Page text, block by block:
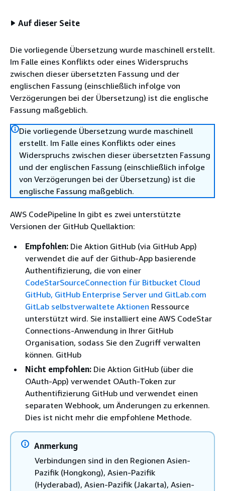
Auf dieser Seite
Die vorliegende Übersetzung wurde maschinell erstellt.
Im Falle eines Konflikts oder eines Widerspruchs
zwischen dieser übersetzten Fassung und der
englischen Fassung (einschließlich infolge von
Verzögerungen bei der Übersetzung) ist die englische
Fassung maßgeblich.
Die vorliegende Übersetzung wurde maschinell
erstellt. Im Falle eines Konflikts oder eines
Widerspruchs zwischen dieser übersetzten Fassung
und der englischen Fassung (einschließlich infolge
von Verzögerungen bei der Übersetzung) ist die
englische Fassung maßgeblich.
AWS CodePipeline In gibt es zwei unterstützte
Versionen der GitHub Quellaktion:
Empfohlen: Die Aktion GitHub (via GitHub App)
verwendet die auf der Github-App basierende
Authentifizierung, die von einer
CodeStarSourceConnection für Bitbucket Cloud
GitHub, GitHub Enterprise Server und GitLab.com
GitLab selbstverwaltete Aktionen Ressource
unterstützt wird. Sie installiert eine AWS CodeStar
Connections-Anwendung in Ihrer GitHub
Organisation, sodass Sie den Zugriff verwalten
können. GitHub
Nicht empfohlen: Die Aktion GitHub (über die
OAuth-App) verwendet OAuth-Token zur
Authentifizierung GitHub und verwendet einen
separaten Webhook, um Änderungen zu erkennen.
Dies ist nicht mehr die empfohlene Methode.
Anmerkung
Verbindungen sind in den Regionen Asien-
Pazifik (Hongkong), Asien-Pazifik
(Hyderabad), Asien-Pazifik (Jakarta), Asien-